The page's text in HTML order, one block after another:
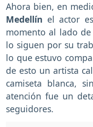
Ahora bien, en
Medellín el actor
momento al lado
lo siguen por su
lo que estuvo
de esto un artista
camiseta blanca,
atención fue un
seguidores.